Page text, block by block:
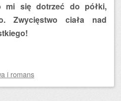
mi się dotrzeć do półki,
Zwycięstwo ciała nad
i romans